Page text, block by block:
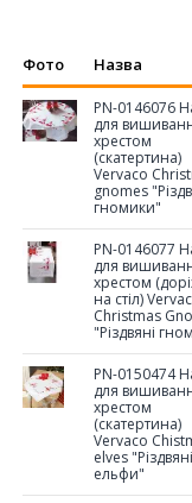
Фото Назва
PN-0146076
для
хрестом
(скатертина)
Vervaco
gnomes
гномики"
PN-0146077
для
хрестом
на стіл)
Christmas
"Різдвяні
PN-0150474
для
хрестом
(скатертина)
Vervaco
elves "Різдвяні
ельфи"